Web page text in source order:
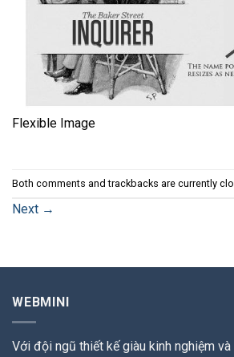
Flexible Image
Both comments and trackbacks are currently
Next →
WEBMINI
Với đội ngũ thiết kế giàu kinh nghiệm